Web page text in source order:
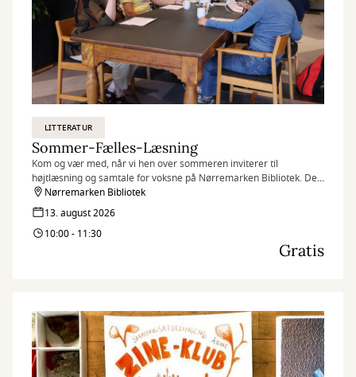
LITTERATUR
Sommer-Fælles-Læsning
Kom og vær med, når vi hen over sommeren inviterer til
højtlæsning og samtale for voksne på Nørremarken Bibliotek. Det
kræver ingen forudsætninger at være med. Kun at du har lyst til at
møde andre og tale sammen.
Nørremarken Bibliotek
13. august 2026
10:00 - 11:30
Gratis